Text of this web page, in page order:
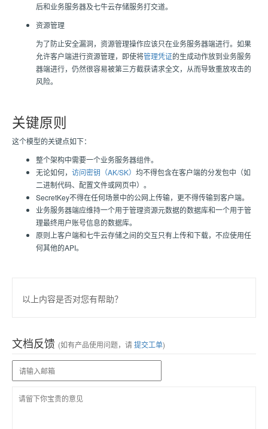
后和业务服务器及七牛云存储服务打交道。
资源管理
为了防止安全漏洞，资源管理操作应该只在业务服务器端进行。如果
允许客户端进行资源管理，即使将管理凭证的生成动作放到业务服务
器端进行，仍然很容易被第三方截获请求全文，从而导致重放攻击的
风险。
关键原则
这个模型的关键点如下：
整个架构中需要一个业务服务器组件。
无论如何， 访问密钥（AK/SK） 均不得包含在客户端的分发包中（如
二进制代码、配置文件或网页中）。
SecretKey不得在任何场景中的公网上传输，更不得传输到客户端。
业务服务器端应维持一个用于管理资源元数据的数据库和一个用于管
理最终用户账号信息的数据库。
原则上客户端和七牛云存储之间的交互只有上传和下载，不应使用任
何其他的API。
以上内容是否对您有帮助？
文档反馈 (如有产品使用问题，请提交工单)